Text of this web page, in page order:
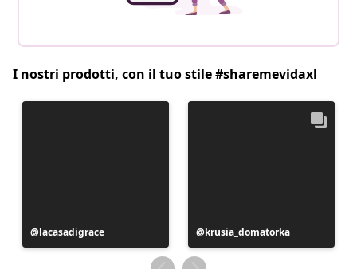
I nostri prodotti, con il tuo stile #sharemevidaxl
Post
pubblicato
lacasadigrace
Post
pubblicato
da
krusia_domatorka